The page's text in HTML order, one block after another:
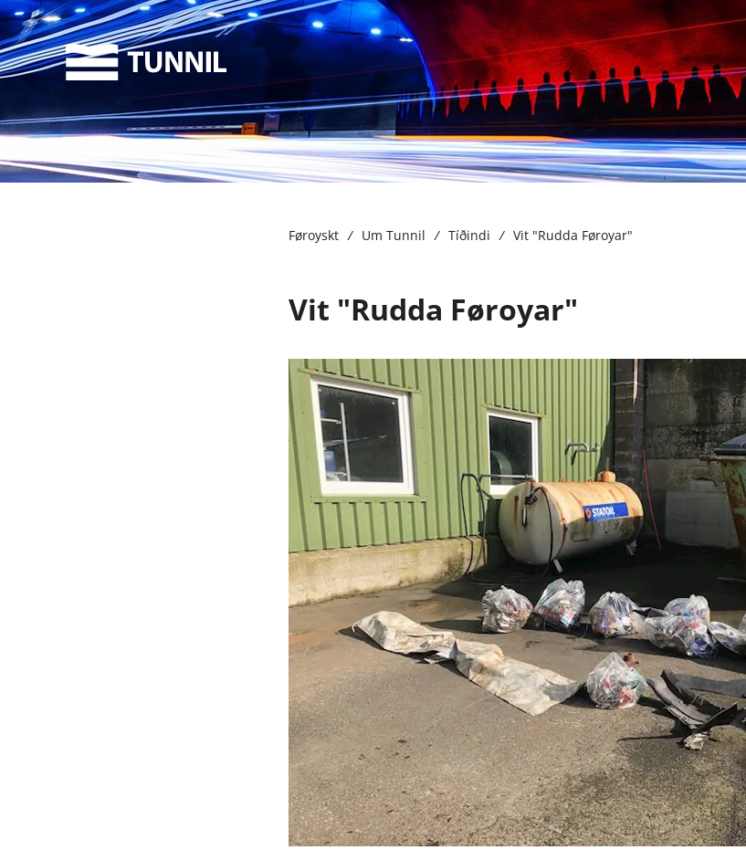
Gjald / Pay online
Sjálvgreiðsla
Tekna hald
Mest spurdu
Treytir
Føroyskt / Um Tunnil / Tíðindi / Vit "Rudda Føroyar"
Vit "Rudda Føroyar"